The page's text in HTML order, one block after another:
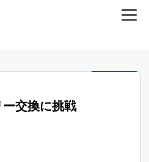
交換に挑戦